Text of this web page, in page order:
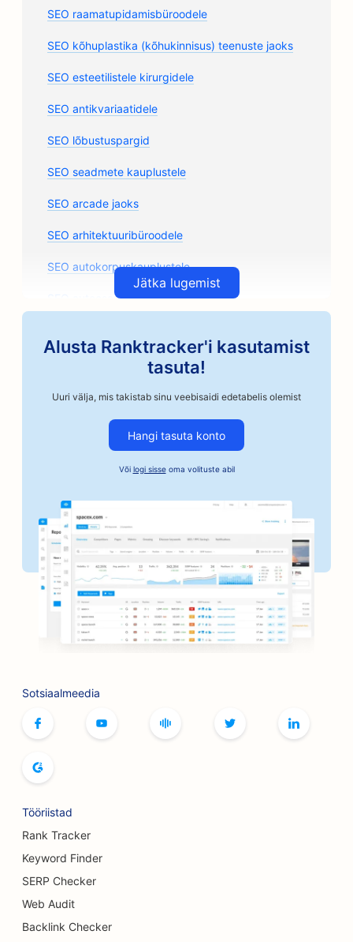
SEO raamatupidamisbüroodele
SEO kõhuplastika (kõhukinnisus) teenuste jaoks
SEO esteetilistele kirurgidele
SEO antikvariaatidele
SEO lõbustuspargid
SEO seadmete kauplustele
SEO arcade jaoks
SEO arhitektuuribüroodele
SEO autokorpuskauplustele
SEO autoosade kauplustele
SEO autoremonditöökodadele
SEO käsitöönduslikele kohviröstritele
SEO kautsjoniteenuste jaoks
SEO juuksuripoodidele
SEO pankadele
SEO raamatupoodidele
SEO grillimisvõimaluste jaoks
SEO lauamängude kohvikutele
SEO leivaküpsetiste jaoks
SEO rindade suurendamise teenuste jaoks
SEO buffet-restoranidele
SEO Burgeri veoautodele
SEO Koogipoodide jaoks
Jätka lugemist
Alusta Ranktracker'i kasutamist
tasuta!
Uuri välja, mis takistab sinu veebisaidi edetabelis olemist
Hangi tasuta konto
Või logi sisseoma volituste abil
Sotsiaalmeedia
Tööriistad
Rank Tracker
Keyword Finder
SERP Checker
Web Audit
Backlink Checker